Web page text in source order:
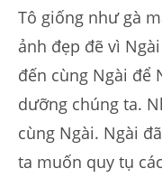
Tô giống như gà
ảnh đẹp đẽ vì
đến cùng Ngài để
dưỡng chúng ta.
cùng Ngài. Ngài
ta muốn quy tụ